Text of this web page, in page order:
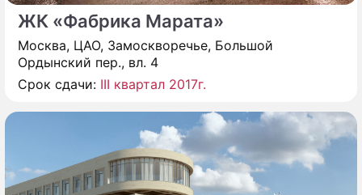
ЖК «Фабрика Марата»
Москва, ЦАО, Замоскворечье, Большой
Ордынский пер., вл. 4
Срок сдачи: III квартал 2017г.